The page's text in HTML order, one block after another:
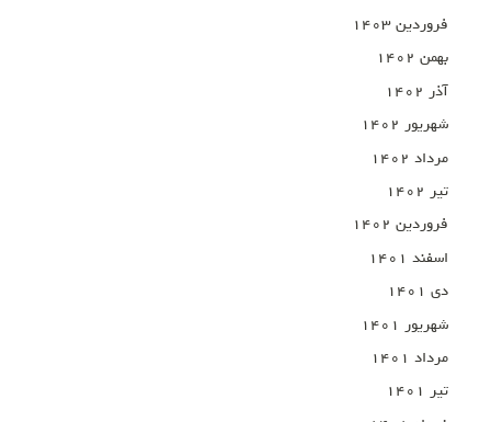
فروردین ۱۴۰۳
بهمن ۱۴۰۲
آذر ۱۴۰۲
شهریور ۱۴۰۲
مرداد ۱۴۰۲
تیر ۱۴۰۲
فروردین ۱۴۰۲
اسفند ۱۴۰۱
دی ۱۴۰۱
شهریور ۱۴۰۱
مرداد ۱۴۰۱
تیر ۱۴۰۱